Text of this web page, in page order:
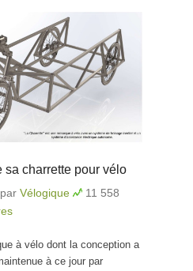
sa charrette pour vélo
par Vélogique
11 558
à vélo dont la conception a
à ce jour par